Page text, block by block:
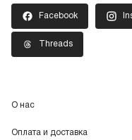
Facebook
Threads
О нас
Оплата и доставка